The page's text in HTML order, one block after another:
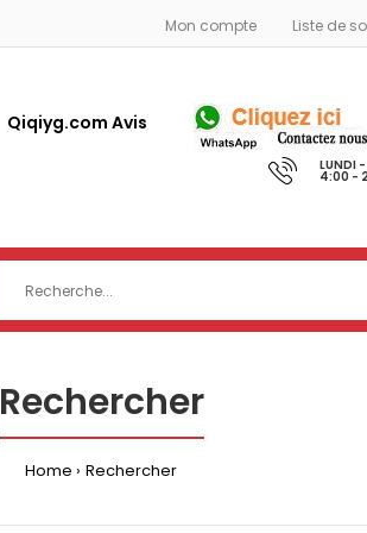
Mon compte Liste de
Qiqiyg.com Avis
LUNDI
4:00 -
Rechercher
Home Rechercher